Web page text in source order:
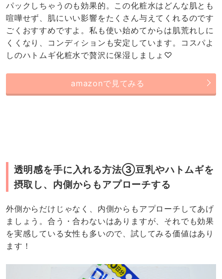
パックしちゃうのも効果的。この化粧水はどんな肌とも
喧嘩せず、肌にいい影響をたくさん与えてくれるのです
ごくおすすめですよ。私も使い始めてからは肌荒れしに
くくなり、コンディションも安定しています。コスパよ
しのハトムギ化粧水で贅沢に保湿しましょ♡
amazonで見てみる
透明感を手に入れる方法③豆乳やハトムギを
摂取し、内側からもアプローチする
外側からだけじゃなく、内側からもアプローチしてあげ
ましょう。合う・合わないはありますが、それでも効果
を実感している女性も多いので、試してみる価値はあり
ます！